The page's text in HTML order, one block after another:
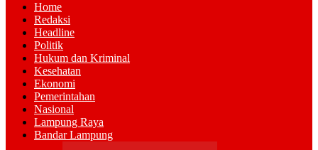
Home
Redaksi
Headline
Politik
Hukum dan Kriminal
Kesehatan
Ekonomi
Pemerintahan
Nasional
Lampung Raya
Bandar Lampung